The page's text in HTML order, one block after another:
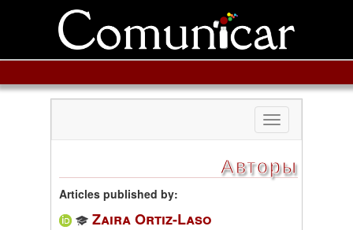
Toggle
navigation
Авторы
Articles published by:
Zaira Ortiz-Laso